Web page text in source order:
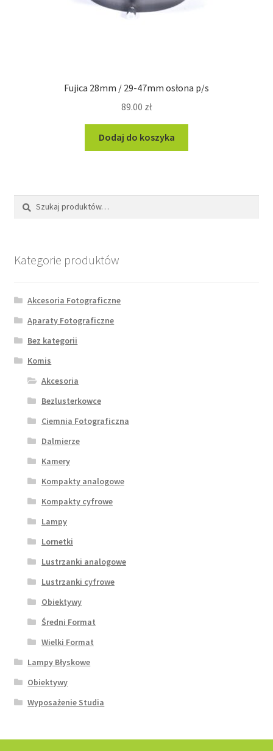
Fujica 28mm / 29-47mm osłona p/s
89.00 zł
Dodaj do koszyka
Szukaj:
Szukaj
Kategorie produktów
Akcesoria Fotograficzne
Aparaty Fotograficzne
Bez kategorii
Komis
Akcesoria
Bezlusterkowce
Ciemnia Fotograficzna
Dalmierze
Kamery
Kompakty analogowe
Kompakty cyfrowe
Lampy
Lornetki
Lustrzanki analogowe
Lustrzanki cyfrowe
Obiektywy
Średni Format
Wielki Format
Lampy Błyskowe
Obiektywy
Wyposażenie Studia